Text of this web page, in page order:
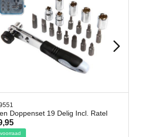
42.65998
Afbreekmes 2 stuks
€ 10,95
Op voorraad